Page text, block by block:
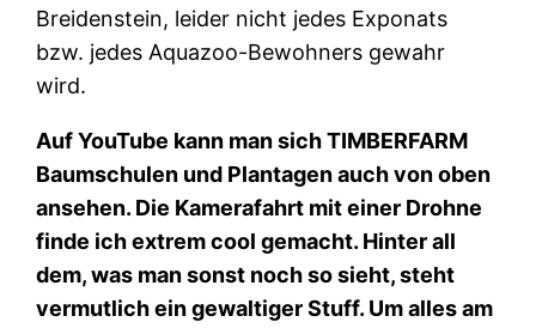
Breidenstein, leider nicht jedes Exponats
bzw. jedes Aquazoo-Bewohners gewahr
wird.
Auf YouTube kann man sich TIMBERFARM
Baumschulen und Plantagen auch von oben
ansehen. Die Kamerafahrt mit einer Drohne
finde ich extrem cool gemacht. Hinter all
dem, was man sonst noch so sieht, steht
vermutlich ein gewaltiger Stuff. Um alles am